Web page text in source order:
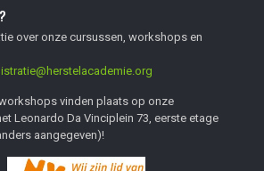
over onze cursussen, workshops en
vinden plaats op onze
Leonardo Da Vinciplein 73, eerste etage
aangegeven)!